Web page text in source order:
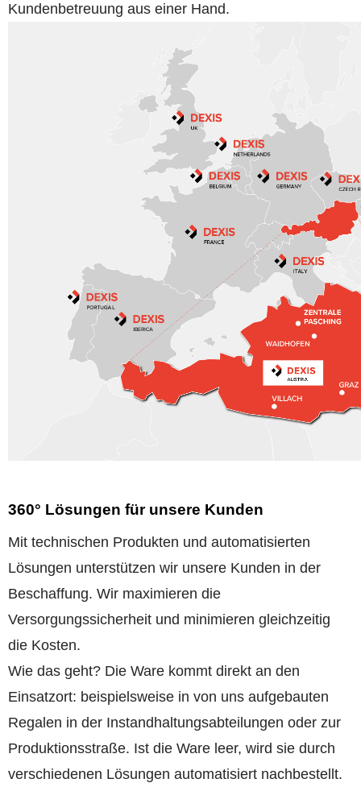
Kundenbetreuung aus einer Hand.
360° Lösungen für unsere Kunden
Mit technischen Produkten und automatisierten
Lösungen unterstützen wir unsere Kunden in der
Beschaffung. Wir maximieren die
Versorgungssicherheit und minimieren gleichzeitig
die Kosten.
Wie das geht? Die Ware kommt direkt an den
Einsatzort: beispielsweise in von uns aufgebauten
Regalen in der Instandhaltungsabteilungen oder zur
Produktionsstraße. Ist die Ware leer, wird sie durch
verschiedenen Lösungen automatisiert nachbestellt.